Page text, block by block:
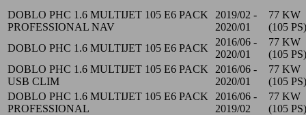
DOBLO PHC 1.6 MULTIJET 105 E6 PACK
PROFESSIONAL NAV
2019/02 -
2020/01
77 KW
(105 PS)
DOBLO PHC 1.6 MULTIJET 105 E6 PACK
2016/06 -
2020/01
77 KW
(105 PS)
DOBLO PHC 1.6 MULTIJET 105 E6 PACK
USB CLIM
2016/06 -
2020/01
77 KW
(105 PS)
DOBLO PHC 1.6 MULTIJET 105 E6 PACK
PROFESSIONAL
2016/06 -
2019/02
77 KW
(105 PS)